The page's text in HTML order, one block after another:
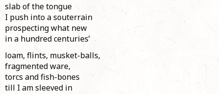
slab of the tongue
I push into a souterrain
prospecting what new
in a hundred centuries’
loam, flints, musket-balls,
fragmented ware,
torcs and fish-bones
till I am sleeved in